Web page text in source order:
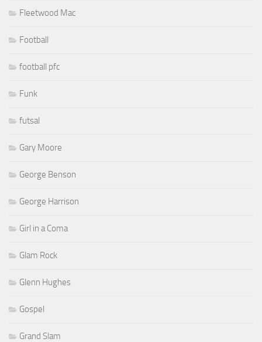
Fleetwood Mac
Football
football pfc
Funk
futsal
Gary Moore
George Benson
George Harrison
Girl in a Coma
Glam Rock
Glenn Hughes
Gospel
Grand Slam